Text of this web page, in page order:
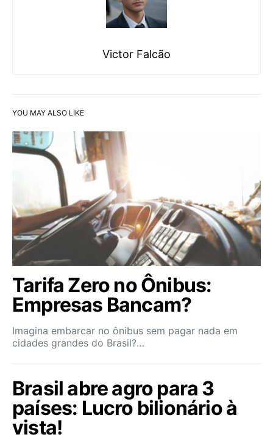
Victor Falcão
YOU MAY ALSO LIKE
Tarifa Zero no Ônibus:
Empresas Bancam?
Imagina embarcar no ônibus sem pagar nada em
cidades grandes do Brasil?…
Brasil abre agro para 3
países: Lucro bilionário à
vista!